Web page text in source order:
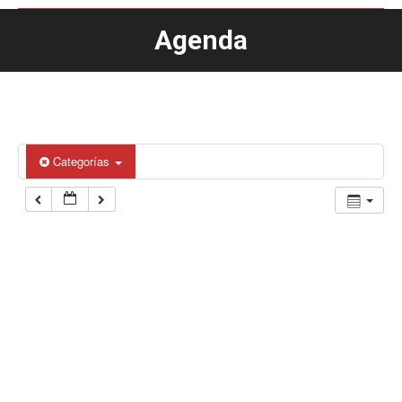
Agenda
Estás aquí:
Categorías